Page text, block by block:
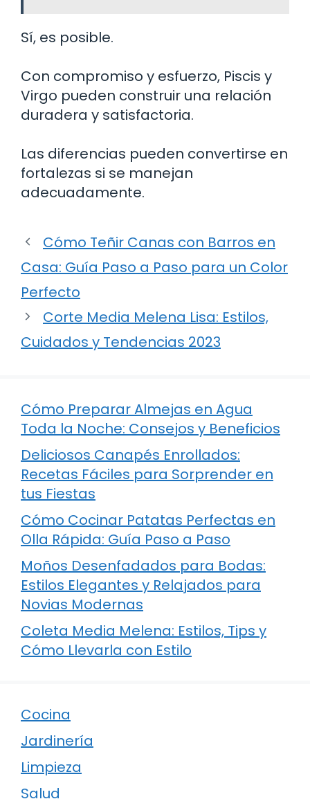
Sí, es posible.
Con compromiso y esfuerzo, Piscis y
Virgo pueden construir una relación
duradera y satisfactoria.
Las diferencias pueden convertirse en
fortalezas si se manejan
adecuadamente.
Cómo Teñir Canas con Barros en
Casa: Guía Paso a Paso para un Color
Perfecto
Corte Media Melena Lisa: Estilos,
Cuidados y Tendencias 2023
Cómo Preparar Almejas en Agua
Toda la Noche: Consejos y Beneficios
Deliciosos Canapés Enrollados:
Recetas Fáciles para Sorprender en
tus Fiestas
Cómo Cocinar Patatas Perfectas en
Olla Rápida: Guía Paso a Paso
Moños Desenfadados para Bodas:
Estilos Elegantes y Relajados para
Novias Modernas
Coleta Media Melena: Estilos, Tips y
Cómo Llevarla con Estilo
Cocina
Jardinería
Limpieza
Salud